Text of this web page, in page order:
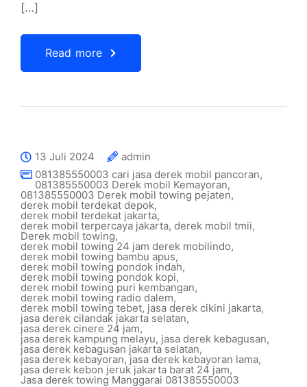
[…]
Read more
13 Juli 2024
admin
081385550003 cari jasa derek mobil pancoran,
081385550003 Derek mobil Kemayoran,
081385550003 Derek mobil towing pejaten,
derek mobil terdekat depok,
derek mobil terdekat jakarta,
derek mobil terpercaya jakarta, derek mobil tmii,
Derek mobil towing,
derek mobil towing 24 jam derek mobilindo,
derek mobil towing bambu apus,
derek mobil towing pondok indah,
derek mobil towing pondok kopi,
derek mobil towing puri kembangan,
derek mobil towing radio dalem,
derek mobil towing tebet, jasa derek cikini jakarta,
jasa derek cilandak jakarta selatan,
jasa derek cinere 24 jam,
jasa derek kampung melayu, jasa derek kebagusan,
jasa derek kebagusan jakarta selatan,
jasa derek kebayoran,jasa derek kebayoran lama,
jasa derek kebon jeruk jakarta barat 24 jam,
Jasa derek towing Manggarai 081385550003